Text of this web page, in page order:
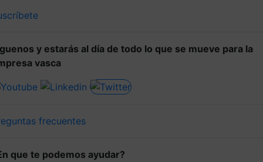
y estarás al día de todo lo que se mueve para la
vasca
frecuentes
que te podemos ayudar?